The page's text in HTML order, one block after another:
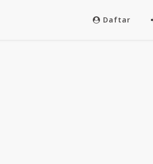
Daftar